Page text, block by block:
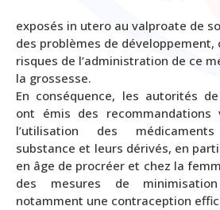
exposés in utero au valproate de
des problèmes de développement,
risques de l’administration de ce
la grossesse.
En conséquence, les autorités
ont émis des recommandations
l’utilisation des
substance et leurs dérivés, en
en âge de procréer et chez la
des mesures de
notamment une contraception